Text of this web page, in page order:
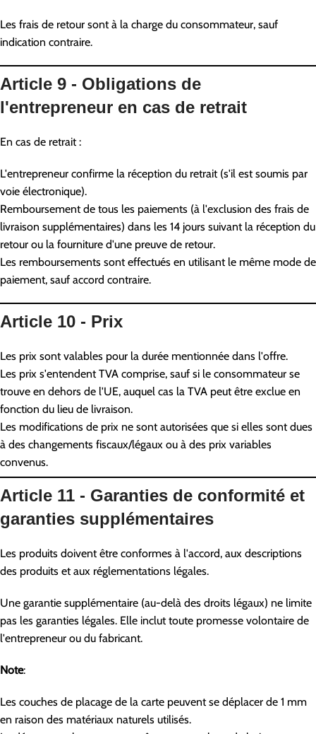
Les frais de retour sont à la charge du consommateur, sauf
indication contraire.
Article 9 - Obligations de
l'entrepreneur en cas de retrait
En cas de retrait :
L'entrepreneur confirme la réception du retrait (s'il est soumis par
voie électronique).
Remboursement de tous les paiements (à l'exclusion des frais de
livraison supplémentaires) dans les 14 jours suivant la réception du
retour ou la fourniture d'une preuve de retour.
Les remboursements sont effectués en utilisant le même mode de
paiement, sauf accord contraire.
Article 10 - Prix
Les prix sont valables pour la durée mentionnée dans l'offre.
Les prix s'entendent TVA comprise, sauf si le consommateur se
trouve en dehors de l'UE, auquel cas la TVA peut être exclue en
fonction du lieu de livraison.
Les modifications de prix ne sont autorisées que si elles sont dues
à des changements fiscaux/légaux ou à des prix variables
convenus.
Article 11 - Garanties de conformité et
garanties supplémentaires
Les produits doivent être conformes à l'accord, aux descriptions
des produits et aux réglementations légales.
Une garantie supplémentaire (au-delà des droits légaux) ne limite
pas les garanties légales. Elle inclut toute promesse volontaire de
l'entrepreneur ou du fabricant.
Note:
Les couches de placage de la carte peuvent se déplacer de 1 mm
en raison des matériaux naturels utilisés.